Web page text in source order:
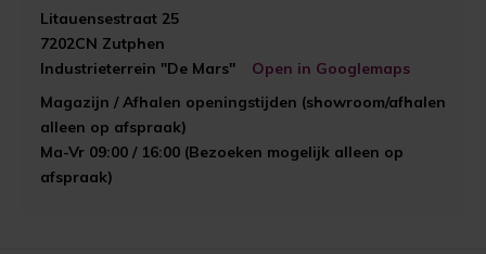
Litauensestraat 25
7202CN Zutphen
Industrieterrein "De Mars"
Open in Googlemaps
Magazijn / Afhalen openingstijden (showroom/afhalen
alleen op afspraak)
Ma-Vr 09:00 / 16:00 (Bezoeken mogelijk alleen op
afspraak)